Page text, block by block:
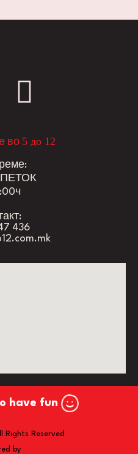
во 5 до 12
436
have fun
Rights Reserved
by